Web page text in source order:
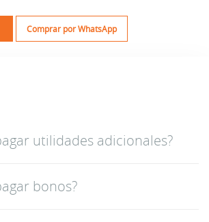
Comprar por WhatsApp
utilidades adicionales?
bonos?